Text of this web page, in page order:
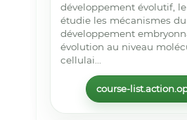
développement évolutif,
étudie les mécanismes du
développement
évolution au niveau
cellulai...
course-